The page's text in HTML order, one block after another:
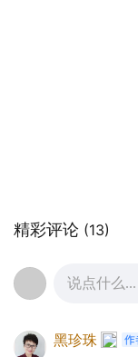
精彩评论 (13)
说点什么...
黑珍珠